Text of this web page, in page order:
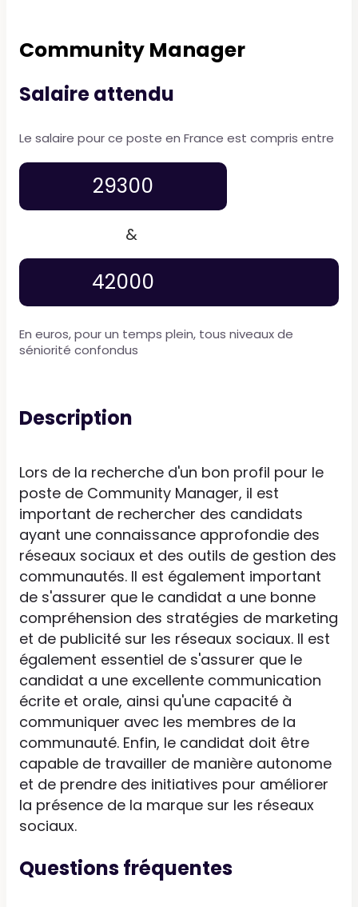
Community Manager
Salaire attendu
Le salaire pour ce poste en France est compris entre
29300
&
42000
En euros, pour un temps plein, tous niveaux de
séniorité confondus
Description
Lors de la recherche d'un bon profil pour le
poste de Community Manager, il est
important de rechercher des candidats
ayant une connaissance approfondie des
réseaux sociaux et des outils de gestion des
communautés. Il est également important
de s'assurer que le candidat a une bonne
compréhension des stratégies de marketing
et de publicité sur les réseaux sociaux. Il est
également essentiel de s'assurer que le
candidat a une excellente communication
écrite et orale, ainsi qu'une capacité à
communiquer avec les membres de la
communauté. Enfin, le candidat doit être
capable de travailler de manière autonome
et de prendre des initiatives pour améliorer
la présence de la marque sur les réseaux
sociaux.
Questions fréquentes